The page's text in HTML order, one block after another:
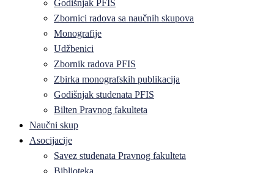
Godišnjak PFIS
Zbornici radova sa naučnih skupova
Monografije
Udžbenici
Zbornik radova PFIS
Zbirka monografskih publikacija
Godišnjak studenata PFIS
Bilten Pravnog fakulteta
Naučni skup
Asocijacije
Savez studenata Pravnog fakulteta
Biblioteka